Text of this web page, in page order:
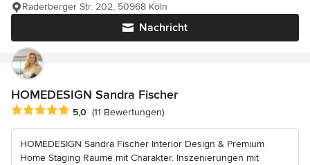
Nachricht
Raderberger Str. 202, 50968 Köln
HOMEDESIGN Sandra Fischer
Durchschnittliche Bewertung: 5 von 5 Sternen
5,0 (11 Bewertungen)
HOMEDESIGN Sandra Fischer Interior Design & Premium
Home Staging Räume mit Charakter. Inszenierungen mit